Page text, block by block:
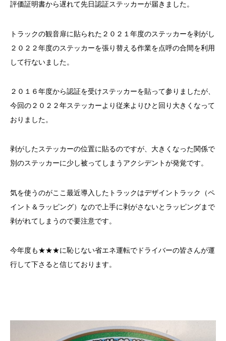
評価証明書から遅れて先日認証ステッカーが届きました。
トラックの観音扉に貼られた２０２１年度のステッカーを剥がし
２０２２年度のステッカーを張り替える作業を点呼の合間を利用
して行ないました。
２０１６年度から認証を受けステッカーを貼って参りましたが、
今回の２０２２年ステッカーより従来よりひと回り大きくなって
おりました。
剥がしたステッカーの位置に貼るのですが、大きくなった関係で
別のステッカーに少し被ってしまうアクシデントが発覚です。
気を使うのがここ最近導入したトラックはデザイントラック（ペ
イント＆ラッピング）なので上手に剥がさないとラッピングまで
剥がれてしまうので要注意です。
今年度も★★★に恥じない省エネ運転でドライバーの皆さんが運
行して下さると信じております。